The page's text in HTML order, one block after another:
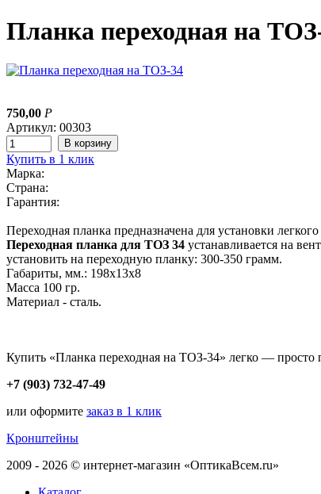
Планка переходная на
750,00 Р
Артикул: 00303
Купить в 1 клик
Марка:
Страна:
Гарантия:
Переходная планка предназначена для установки
Переходная планка для ТОЗ 34 устанавливается на
установить на переходную планку: 300-350 грамм.
Габариты, мм.: 198x13x8
Масса 100 гр.
Материал - сталь.
Купить «Планка переходная на ТОЗ-34» легко — просто
+7 (903) 732-47-49
или оформите заказ в 1 клик
Кронштейны
2009 - 2026 © интернет-магазин «ОптикаВсем.ru»